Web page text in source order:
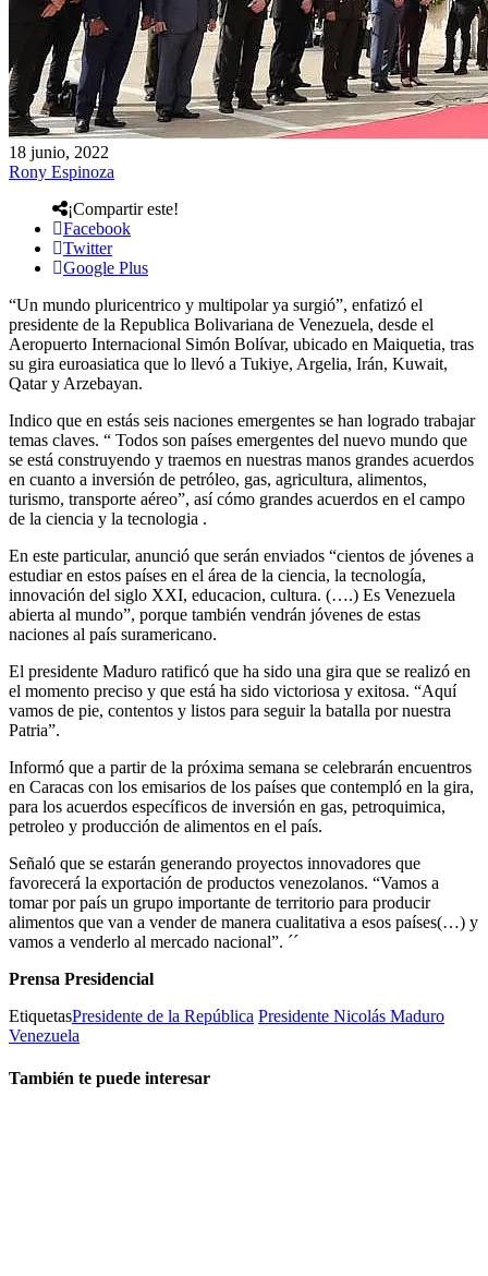
18 junio, 2022
Rony Espinoza
¡Compartir este!
Facebook
Twitter
Google Plus
“Un mundo pluricentrico y multipolar ya surgió”, enfatizó el
presidente de la Republica Bolivariana de Venezuela, desde el
Aeropuerto Internacional Simón Bolívar, ubicado en Maiquetia, tras
su gira euroasiatica que lo llevó a Tukiye, Argelia, Irán, Kuwait,
Qatar y Arzebayan.
Indico que en estás seis naciones emergentes se han logrado trabajar
temas claves. “ Todos son países emergentes del nuevo mundo que
se está construyendo y traemos en nuestras manos grandes acuerdos
en cuanto a inversión de petróleo, gas, agricultura, alimentos,
turismo, transporte aéreo”, así cómo grandes acuerdos en el campo
de la ciencia y la tecnologia .
En este particular, anunció que serán enviados “cientos de jóvenes a
estudiar en estos países en el área de la ciencia, la tecnología,
innovación del siglo XXI, educacion, cultura. (….) Es Venezuela
abierta al mundo”, porque también vendrán jóvenes de estas
naciones al país suramericano.
El presidente Maduro ratificó que ha sido una gira que se realizó en
el momento preciso y que está ha sido victoriosa y exitosa. “Aquí
vamos de pie, contentos y listos para seguir la batalla por nuestra
Patria”.
Informó que a partir de la próxima semana se celebrarán encuentros
en Caracas con los emisarios de los países que contempló en la gira,
para los acuerdos específicos de inversión en gas, petroquimica,
petroleo y producción de alimentos en el país.
Señaló que se estarán generando proyectos innovadores que
favorecerá la exportación de productos venezolanos. “Vamos a
tomar por país un grupo importante de territorio para producir
alimentos que van a vender de manera cualitativa a esos países(…) y
vamos a venderlo al mercado nacional”. ´´
Prensa Presidencial
EtiquetasPresidente de la República Presidente Nicolás Maduro
Venezuela
También te puede interesar